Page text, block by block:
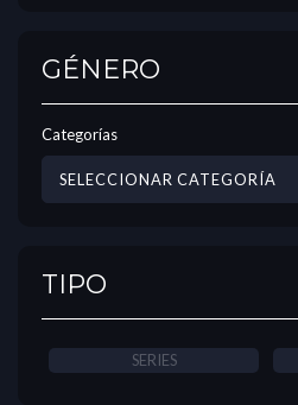
GÉNERO
Categorías
TIPO
SERIES